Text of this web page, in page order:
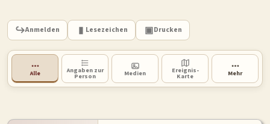
Ahnenforschung Stammbaum Tummoscheit
Orte Historische Karte
Geografische Namensverteilung - Heute
Anmelden Lesezeichen Drucken
Alle Angaben zur
Person Medien Ereignis-
Karte Mehr